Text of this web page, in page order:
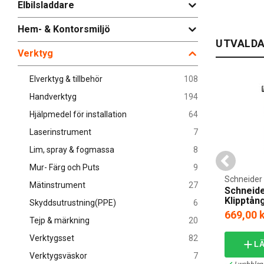
Elbilsladdare
Hem- & Kontorsmiljö
Verktyg
Elverktyg & tillbehör
108
Handverktyg
194
Hjälpmedel för installation
64
Laserinstrument
7
Lim, spray & fogmassa
8
Mur- Färg och Puts
9
Mätinstrument
27
Skyddsutrustning(PPE)
6
Tejp & märkning
20
Verktygsset
82
Verktygsväskor
7
ficklampor,
för att hitta
Genom att
varandra.
efter. Vi
verktyg
0,5-6mm² Namron Stegborr 4-39mm
Schneider
669,00